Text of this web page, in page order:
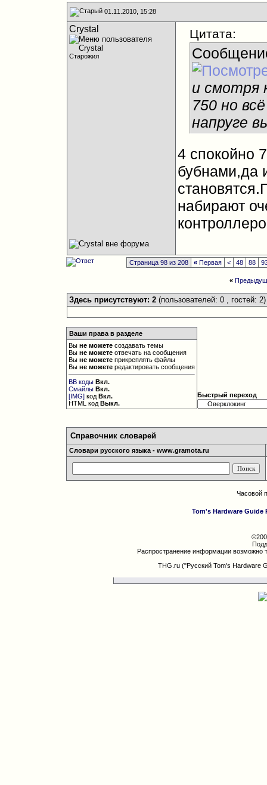
01.11.2010, 15:28
Crystal
Старожил
Цитата:
и смотря
750 но
напруге
4 спокойно
бубнами,да
набирают
Страница 98 из 208 « Первая < 48 88
«
Здесь присутствуют: 2 (пользователей: 0 , гостей: 2)
Ваши права в разделе
Выне можете создавать темы
Выне можете отвечать на сообщения
Выне можете прикреплять файлы
Выне можете редактировать сообщения
BB коды Вкл.
Смайлы Вкл.
[IMG] кодВкл.
HTML кодВыкл.
Быстрый переход
Справочник словарей
Словари русского языка - www.gramota.ru
Часовой
Tom's Hardware Guide
Распространение информации возможно
THG.ru ("Русский Tom's Hardware